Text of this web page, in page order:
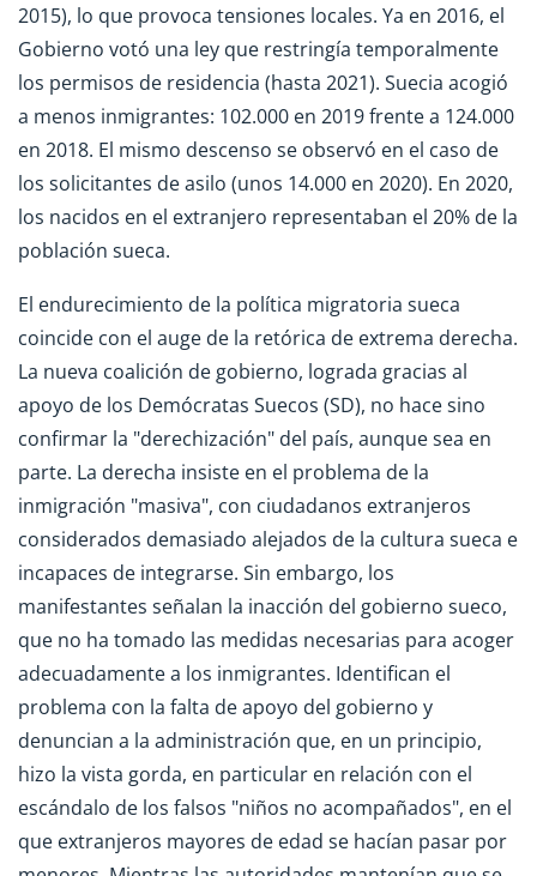
2015), lo que provoca tensiones locales. Ya en 2016, el
Gobierno votó una ley que restringía temporalmente
los permisos de residencia (hasta 2021). Suecia acogió
a menos inmigrantes: 102.000 en 2019 frente a 124.000
en 2018. El mismo descenso se observó en el caso de
los solicitantes de asilo (unos 14.000 en 2020). En 2020,
los nacidos en el extranjero representaban el 20% de la
población sueca.
El endurecimiento de la política migratoria sueca
coincide con el auge de la retórica de extrema derecha.
La nueva coalición de gobierno, lograda gracias al
apoyo de los Demócratas Suecos (SD), no hace sino
confirmar la "derechización" del país, aunque sea en
parte. La derecha insiste en el problema de la
inmigración "masiva", con ciudadanos extranjeros
considerados demasiado alejados de la cultura sueca e
incapaces de integrarse. Sin embargo, los
manifestantes señalan la inacción del gobierno sueco,
que no ha tomado las medidas necesarias para acoger
adecuadamente a los inmigrantes. Identifican el
problema con la falta de apoyo del gobierno y
denuncian a la administración que, en un principio,
hizo la vista gorda, en particular en relación con el
escándalo de los falsos "niños no acompañados", en el
que extranjeros mayores de edad se hacían pasar por